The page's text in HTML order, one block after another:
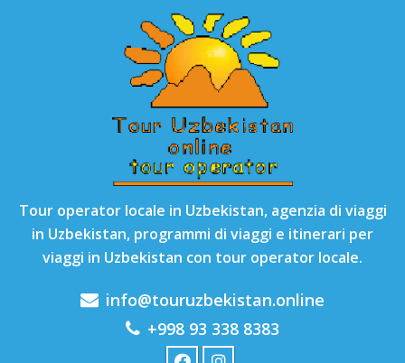
Tour operator locale in Uzbekistan, agenzia di viaggi
in Uzbekistan, programmi di viaggi e itinerari per
viaggi in Uzbekistan con tour operator locale.
info@touruzbekistan.online
+998 93 338 8383